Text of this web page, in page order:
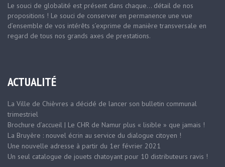
Le souci de globalité est présent dans chaque… détail de nos
propositions ! Le souci de conserver en permanence une vue
d’ensemble de vos intérêts s’exprime de manière transversale en
regard de tous nos grands axes de prestations.
ACTUALITÉ
La Ville de Chièvres a décidé de lancer son bulletin communal
trimestriel
Brochure d’accueil | Le CHR de Namur plus « lisible » que jamais !
La Bruyère : nouvel écrin au service du dialogue citoyen !
Une nouvelle adresse à partir du 1er février 2021
Un seul catalogue de jouets chatoyant pour 10 distributeurs ravis !